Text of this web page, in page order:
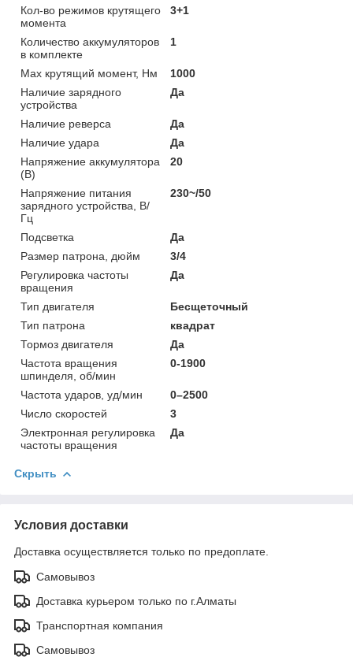
Кол-во режимов крутящего
момента
3+1
Количество аккумуляторов
в комплекте
1
Мах крутящий момент, Нм
1000
Наличие зарядного
устройства
Да
Наличие реверса
Да
Наличие удара
Да
Напряжение аккумулятора
(В)
20
Напряжение питания
зарядного устройства, В/
Гц
230~/50
Подсветка
Да
Размер патрона, дюйм
3/4
Регулировка частоты
вращения
Да
Тип двигателя
Бесщеточный
Тип патрона
квадрат
Тормоз двигателя
Да
Частота вращения
шпинделя, об/мин
0-1900
Частота ударов, уд/мин
0–2500
Число скоростей
3
Электронная регулировка
частоты вращения
Да
Скрыть
Условия доставки
Доставка осуществляется только по предоплате.
Самовывоз
Доставка курьером только по г.Алматы
Транспортная компания
Самовывоз